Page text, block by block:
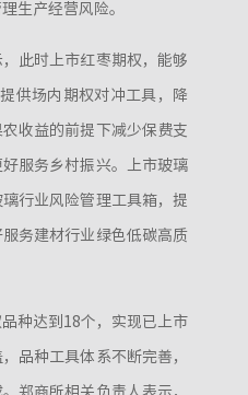
生产经营风险。
此时上市红枣期权，能够
供场内期权对冲工具，降
收益的前提下减少保费支
服务乡村振兴。上市玻璃
行业风险管理工具箱，提
务建材行业绿色低碳高质
种达到18个，实现已上市
品种工具体系不断完善，
郑商所相关负责人表示，